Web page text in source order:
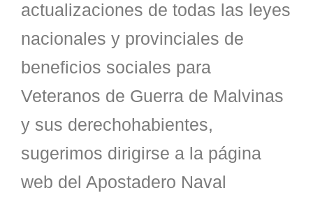
actualizaciones de todas las leyes
nacionales y provinciales de
beneficios sociales para
Veteranos de Guerra de Malvinas
y sus derechohabientes,
sugerimos dirigirse a la página
web del Apostadero Naval